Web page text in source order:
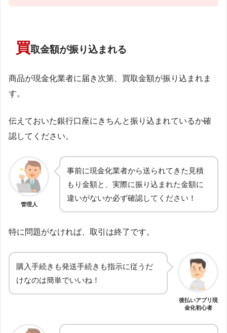
買取金額が振り込まれる
商品が現金化業者に届き次第、買取金額が振り込まれま
す。
伝えておいた銀行口座にきちんと振り込まれているか確
認してください。
管理人
事前に現金化業者から送られてきた見積
もり金額と、実際に振り込まれた金額に
違いがないか必ず確認してください！
特に問題がなければ、取引は終了です。
購入手続きも発送手続きも指示に従うだ
けなのは簡単でいいね！
後払いアプリ現
金化初心者